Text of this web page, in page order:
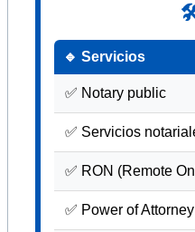
🔹 Servicios
✅ Notary public
✅ Servicios
✅ RON (Remote
✅ Power of Attorney